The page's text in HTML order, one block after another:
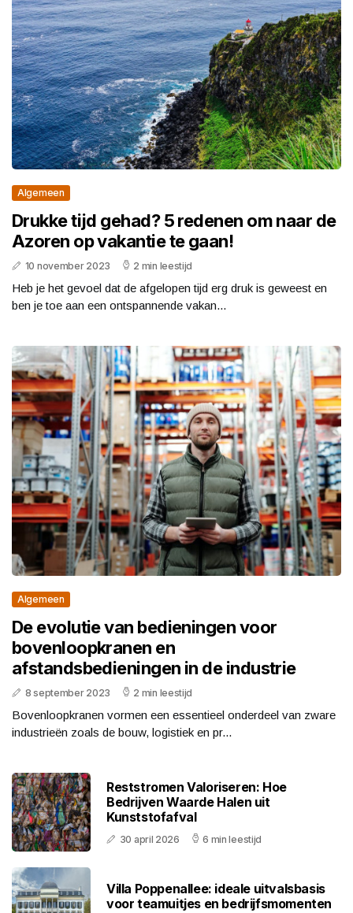
Algemeen
Drukke tijd gehad? 5 redenen om naar de
Azoren op vakantie te gaan!
10 november 2023 2 min leestijd
Heb je het gevoel dat de afgelopen tijd erg druk is geweest en
ben je toe aan een ontspannende vakan...
Algemeen
De evolutie van bedieningen voor
bovenloopkranen en
afstandsbedieningen in de industrie
8 september 2023 2 min leestijd
Bovenloopkranen vormen een essentieel onderdeel van zware
industrieën zoals de bouw, logistiek en pr...
Reststromen Valoriseren: Hoe
Bedrijven Waarde Halen uit
Kunststofafval
30 april 2026 6 min leestijd
Villa Poppenallee: ideale uitvalsbasis
voor teamuitjes en bedrijfsmomenten